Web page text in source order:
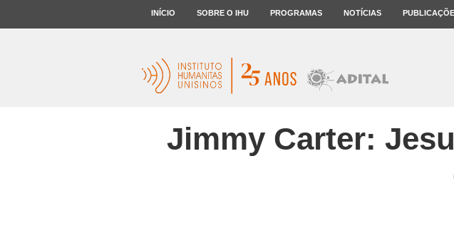
INÍCIO SOBRE O IHU PROGRAMAS NOTÍCIAS
Jimmy Carter: